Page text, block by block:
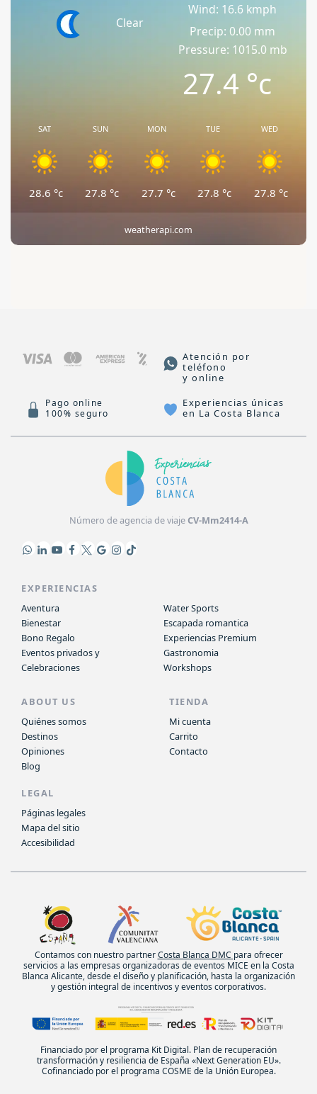
Clear
Wind: 16.6 kmph
Precip: 0.00 mm
Pressure: 1015.0 mb
27.4 °c
SAT
28.6 °c
SUN
27.8 °c
MON
27.7 °c
TUE
27.8 °c
WED
27.8 °c
weatherapi.com
Atención por
teléfono
y online
Pago online
100% seguro
Experiencias únicas
en La Costa Blanca
Número de agencia de viajeCV-Mm2414-A
EXPERIENCIAS
Aventura
Bienestar
Bono Regalo
Eventos privados y
Celebraciones
Water Sports
Escapada romantica
Experiencias Premium
Gastronomia
Workshops
ABOUT US
Quiénes somos
Destinos
Opiniones
Blog
TIENDA
Mi cuenta
Carrito
Contacto
LEGAL
Páginas legales
Mapa del sitio
Accesibilidad
Contamos con nuestro partnerCosta Blanca DMC para ofrecer
servicios a las empresas organizadoras de eventos MICE en la Costa
Blanca Alicante, desde el diseño y planificación, hasta la organización
y gestión integral de incentivos y eventos corporativos.
Financiado por el programa Kit Digital. Plan de recuperación
transformación y resiliencia de España «Next Generation EU».
Cofinanciado por el programa COSME de la Unión Europea.